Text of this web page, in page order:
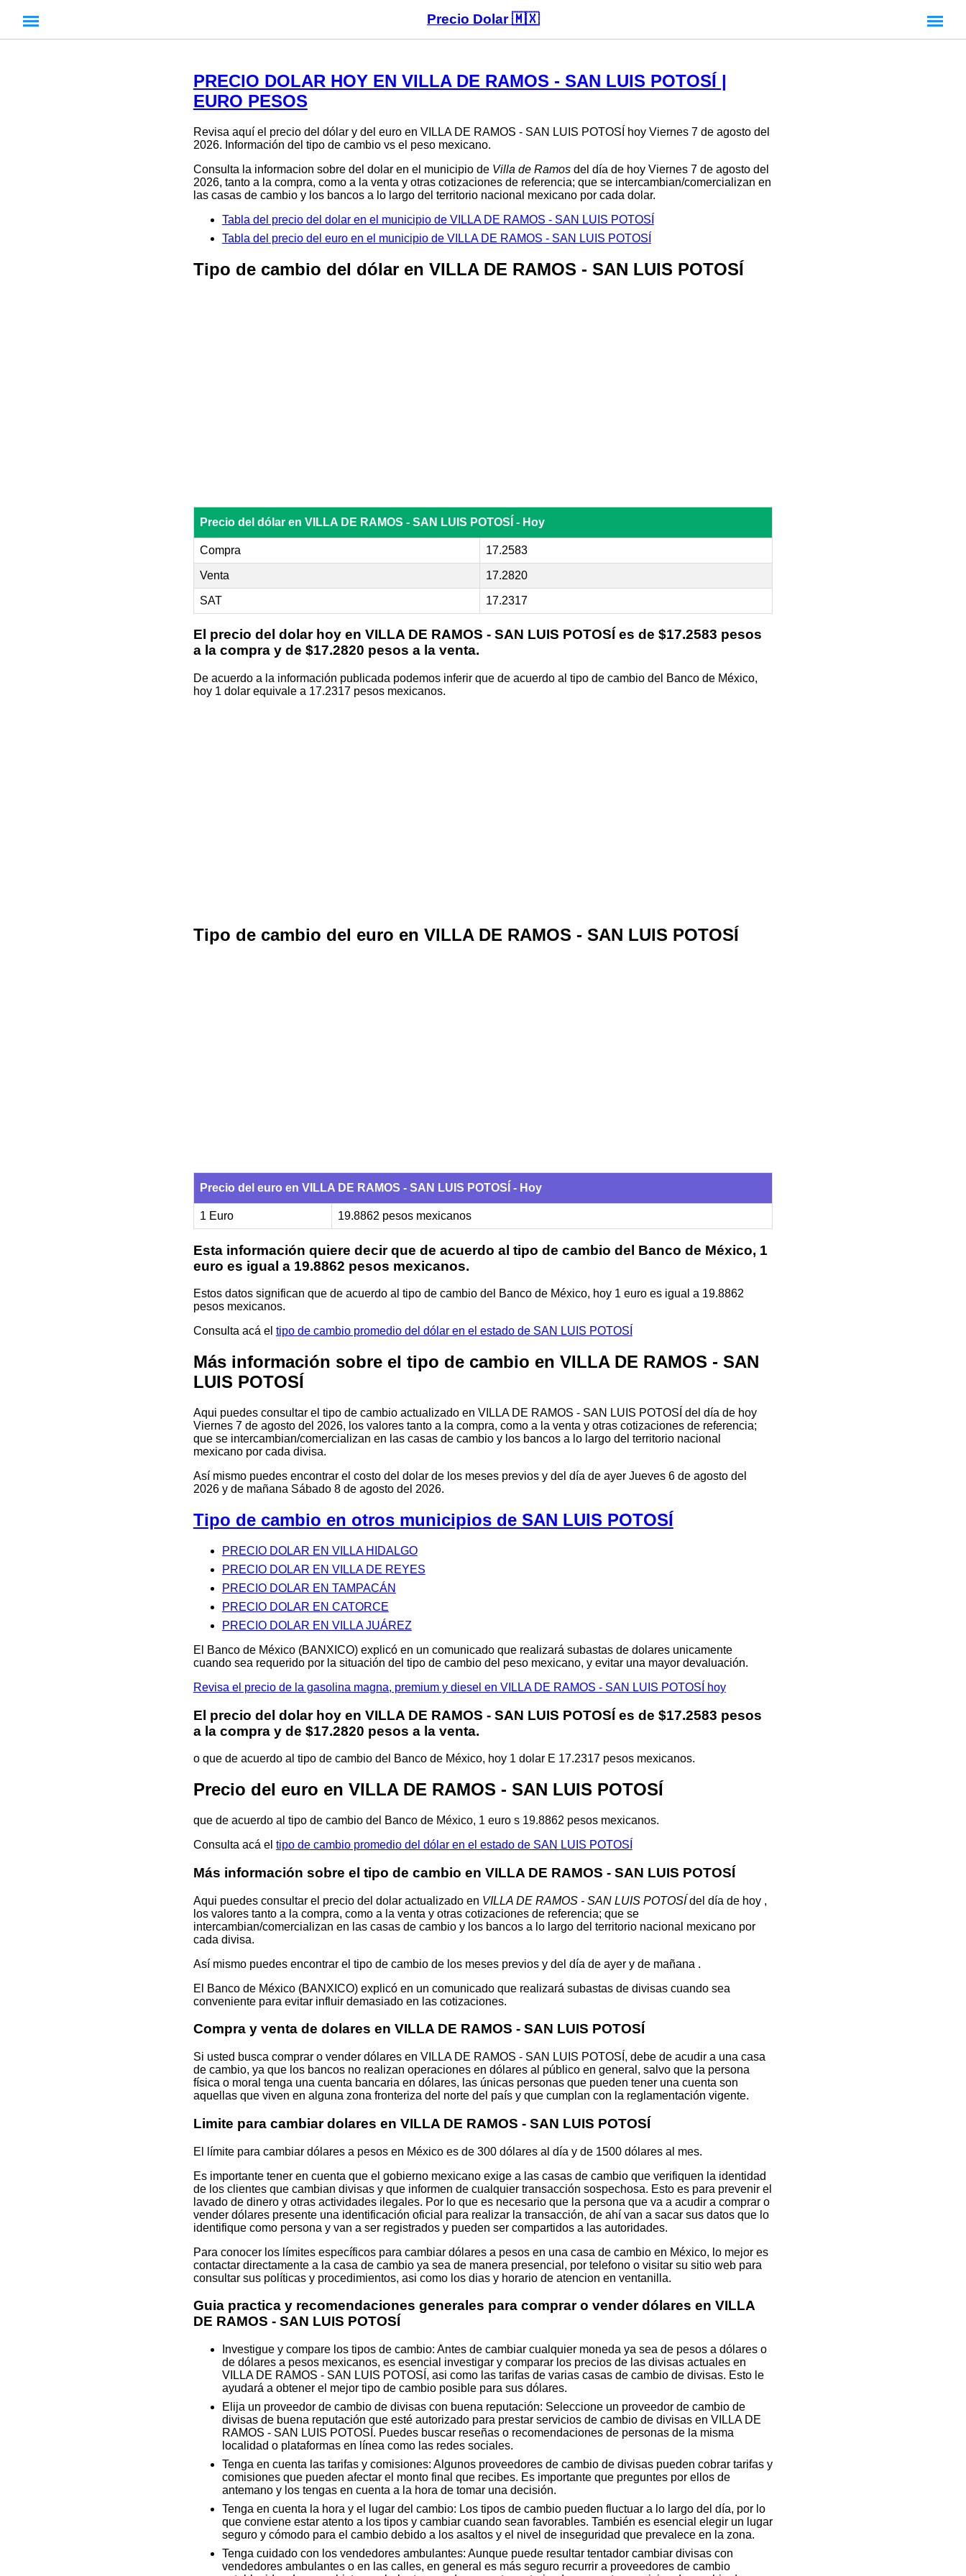
Precio Dolar 🇲🇽
PRECIO DOLAR HOY EN VILLA DE RAMOS - SAN LUIS POTOSÍ |
EURO PESOS
Revisa aquí el precio del dólar y del euro en VILLA DE RAMOS - SAN LUIS POTOSÍ hoy Viernes 7 de agosto del
2026. Información del tipo de cambio vs el peso mexicano.
Consulta la informacion sobre del dolar en el municipio de Villa de Ramosdel día de hoy Viernes 7 de agosto del
2026, tanto a la compra, como a la venta y otras cotizaciones de referencia; que se intercambian/comercializan en
las casas de cambio y los bancos a lo largo del territorio nacional mexicano por cada dolar.
Tabla del precio del dolar en el municipio de VILLA DE RAMOS - SAN LUIS POTOSÍ
Tabla del precio del euro en el municipio de VILLA DE RAMOS - SAN LUIS POTOSÍ
Tipo de cambio del dólar en VILLA DE RAMOS - SAN LUIS POTOSÍ
Precio del dólar en VILLA DE RAMOS - SAN LUIS POTOSÍ - Hoy
Compra 17.2583
Venta 17.2820
SAT 17.2317
El precio del dolar hoy en VILLA DE RAMOS - SAN LUIS POTOSÍ es de $17.2583 pesos
a la compra y de $17.2820 pesos a la venta.
De acuerdo a la información publicada podemos inferir que de acuerdo al tipo de cambio del Banco de México,
hoy 1 dolar equivale a 17.2317 pesos mexicanos.
Tipo de cambio del euro en VILLA DE RAMOS - SAN LUIS POTOSÍ
Precio del euro en VILLA DE RAMOS - SAN LUIS POTOSÍ - Hoy
1 Euro 19.8862 pesos mexicanos
Esta información quiere decir que de acuerdo al tipo de cambio del Banco de México, 1
euro es igual a 19.8862 pesos mexicanos.
Estos datos significan que de acuerdo al tipo de cambio del Banco de México, hoy 1 euro es igual a 19.8862
pesos mexicanos.
Consulta acá el tipo de cambio promedio del dólar en el estado de SAN LUIS POTOSÍ
Más información sobre el tipo de cambio en VILLA DE RAMOS - SAN
LUIS POTOSÍ
Aqui puedes consultar el tipo de cambio actualizado en VILLA DE RAMOS - SAN LUIS POTOSÍ del día de hoy
Viernes 7 de agosto del 2026, los valores tanto a la compra, como a la venta y otras cotizaciones de referencia;
que se intercambian/comercializan en las casas de cambio y los bancos a lo largo del territorio nacional
mexicano por cada divisa.
Así mismo puedes encontrar el costo del dolar de los meses previos y del día de ayer Jueves 6 de agosto del
2026 y de mañana Sábado 8 de agosto del 2026.
Tipo de cambio en otros municipios de SAN LUIS POTOSÍ
PRECIO DOLAR EN VILLA HIDALGO
PRECIO DOLAR EN VILLA DE REYES
PRECIO DOLAR EN TAMPACÁN
PRECIO DOLAR EN CATORCE
PRECIO DOLAR EN VILLA JUÁREZ
El Banco de México (BANXICO) explicó en un comunicado que realizará subastas de dolares unicamente
cuando sea requerido por la situación del tipo de cambio del peso mexicano, y evitar una mayor devaluación.
Revisa el precio de la gasolina magna, premium y diesel en VILLA DE RAMOS - SAN LUIS POTOSÍ hoy
El precio del dolar hoy en VILLA DE RAMOS - SAN LUIS POTOSÍ es de $17.2583 pesos
a la compra y de $17.2820 pesos a la venta.
o que de acuerdo al tipo de cambio del Banco de México, hoy 1 dolar E 17.2317 pesos mexicanos.
Precio del euro en VILLA DE RAMOS - SAN LUIS POTOSÍ
que de acuerdo al tipo de cambio del Banco de México, 1 euro s 19.8862 pesos mexicanos.
Consulta acá el tipo de cambio promedio del dólar en el estado de SAN LUIS POTOSÍ
Más información sobre el tipo de cambio en VILLA DE RAMOS - SAN LUIS POTOSÍ
Aqui puedes consultar el precio del dolar actualizado en VILLA DE RAMOS - SAN LUIS POTOSÍdel día de hoy ,
los valores tanto a la compra, como a la venta y otras cotizaciones de referencia; que se
intercambian/comercializan en las casas de cambio y los bancos a lo largo del territorio nacional mexicano por
cada divisa.
Así mismo puedes encontrar el tipo de cambio de los meses previos y del día de ayer y de mañana .
El Banco de México (BANXICO) explicó en un comunicado que realizará subastas de divisas cuando sea
conveniente para evitar influir demasiado en las cotizaciones.
Compra y venta de dolares en VILLA DE RAMOS - SAN LUIS POTOSÍ
Si usted busca comprar o vender dólares en VILLA DE RAMOS - SAN LUIS POTOSÍ, debe de acudir a una casa
de cambio, ya que los bancos no realizan operaciones en dólares al público en general, salvo que la persona
física o moral tenga una cuenta bancaria en dólares, las únicas personas que pueden tener una cuenta son
aquellas que viven en alguna zona fronteriza del norte del país y que cumplan con la reglamentación vigente.
Limite para cambiar dolares en VILLA DE RAMOS - SAN LUIS POTOSÍ
El límite para cambiar dólares a pesos en México es de 300 dólares al día y de 1500 dólares al mes.
Es importante tener en cuenta que el gobierno mexicano exige a las casas de cambio que verifiquen la identidad
de los clientes que cambian divisas y que informen de cualquier transacción sospechosa. Esto es para prevenir el
lavado de dinero y otras actividades ilegales. Por lo que es necesario que la persona que va a acudir a comprar o
vender dólares presente una identificación oficial para realizar la transacción, de ahí van a sacar sus datos que lo
identifique como persona y van a ser registrados y pueden ser compartidos a las autoridades.
Para conocer los límites específicos para cambiar dólares a pesos en una casa de cambio en México, lo mejor es
contactar directamente a la casa de cambio ya sea de manera presencial, por telefono o visitar su sitio web para
consultar sus políticas y procedimientos, asi como los dias y horario de atencion en ventanilla.
Guia practica y recomendaciones generales para comprar o vender dólares en VILLA
DE RAMOS - SAN LUIS POTOSÍ
Investigue y compare los tipos de cambio: Antes de cambiar cualquier moneda ya sea de pesos a dólares o
de dólares a pesos mexicanos, es esencial investigar y comparar los precios de las divisas actuales en
VILLA DE RAMOS - SAN LUIS POTOSÍ, asi como las tarifas de varias casas de cambio de divisas. Esto le
ayudará a obtener el mejor tipo de cambio posible para sus dólares.
Elija un proveedor de cambio de divisas con buena reputación: Seleccione un proveedor de cambio de
divisas de buena reputación que esté autorizado para prestar servicios de cambio de divisas en VILLA DE
RAMOS - SAN LUIS POTOSÍ. Puedes buscar reseñas o recomendaciones de personas de la misma
localidad o plataformas en línea como las redes sociales.
Tenga en cuenta las tarifas y comisiones: Algunos proveedores de cambio de divisas pueden cobrar tarifas y
comisiones que pueden afectar el monto final que recibes. Es importante que preguntes por ellos de
antemano y los tengas en cuenta a la hora de tomar una decisión.
Tenga en cuenta la hora y el lugar del cambio: Los tipos de cambio pueden fluctuar a lo largo del día, por lo
que conviene estar atento a los tipos y cambiar cuando sean favorables. También es esencial elegir un lugar
seguro y cómodo para el cambio debido a los asaltos y el nivel de inseguridad que prevalece en la zona.
Tenga cuidado con los vendedores ambulantes: Aunque puede resultar tentador cambiar divisas con
vendedores ambulantes o en las calles, en general es más seguro recurrir a proveedores de cambio